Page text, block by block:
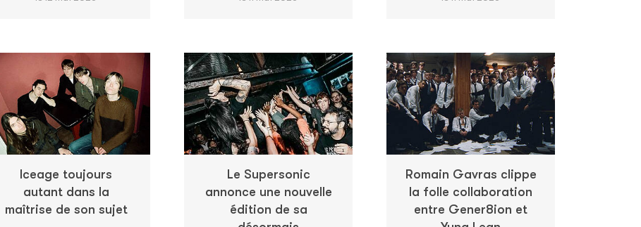
Iceage toujours
autant dans la
maîtrise de son sujet
Le Supersonic
annonce une nouvelle
édition de sa
Romain Gavras clippe
la folle collaboration
entre Gener8ion et